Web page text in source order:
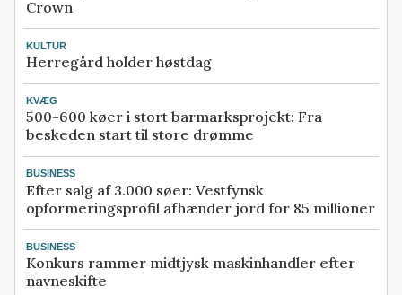
Crown
KULTUR
Herregård holder høstdag
KVÆG
500-600 køer i stort barmarksprojekt: Fra
beskeden start til store drømme
BUSINESS
Efter salg af 3.000 søer: Vestfynsk
opformeringsprofil afhænder jord for 85 millioner
BUSINESS
Konkurs rammer midtjysk maskinhandler efter
navneskifte